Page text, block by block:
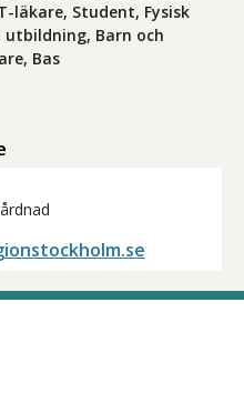
läkare, Student, Fysisk
Barn och
Bas